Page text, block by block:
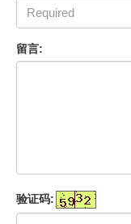
留言:
验证码: